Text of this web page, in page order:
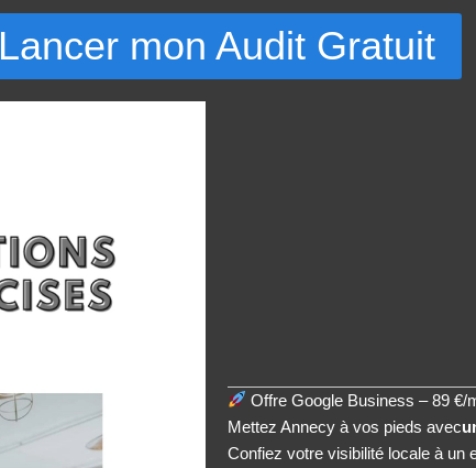
Lancer mon Audit Gratuit
Offre Google Business – 89 €/
Mettez Annecy à vos pieds avec
Confiez votre visibilité locale à un